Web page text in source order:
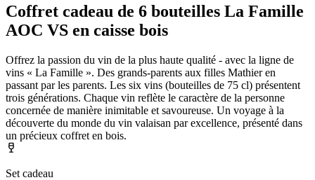
Coffret cadeau de 6 bouteilles La Famille
AOC VS en caisse bois
Offrez la passion du vin de la plus haute qualité - avec la ligne de
vins « La Famille ». Des grands-parents aux filles Mathier en
passant par les parents. Les six vins (bouteilles de 75 cl) présentent
trois générations. Chaque vin reflète le caractère de la personne
concernée de manière inimitable et savoureuse. Un voyage à la
découverte du monde du vin valaisan par excellence, présenté dans
un précieux coffret en bois.
Set cadeau